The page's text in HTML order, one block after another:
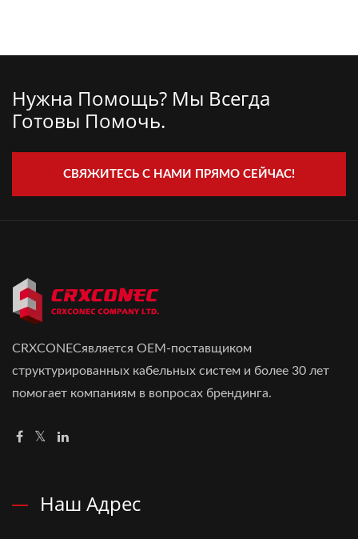
Нужна Помощь? Мы Всегда
Готовы Помочь.
СВЯЖИТЕСЬ С НАМИ ПРЯМО СЕЙЧАС!
CRXCONECявляется OEM-поставщиком
структурированных кабельных систем и более 30 лет
помогает компаниям в вопросах брендинга.
Наш Адрес